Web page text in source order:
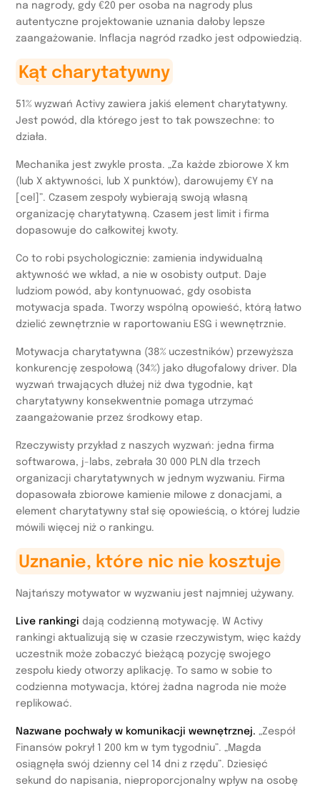
na nagrody, gdy €20 per osoba na nagrody plus
autentyczne projektowanie uznania dałoby lepsze
zaangażowanie. Inflacja nagród rzadko jest odpowiedzią.
Kąt charytatywny
51% wyzwań Activy zawiera jakiś element charytatywny.
Jest powód, dla którego jest to tak powszechne: to
działa.
Mechanika jest zwykle prosta. „Za każde zbiorowe X km
(lub X aktywności, lub X punktów), darowujemy €Y na
[cel]”. Czasem zespoły wybierają swoją własną
organizację charytatywną. Czasem jest limit i firma
dopasowuje do całkowitej kwoty.
Co to robi psychologicznie: zamienia indywidualną
aktywność we wkład, a nie w osobisty output. Daje
ludziom powód, aby kontynuować, gdy osobista
motywacja spada. Tworzy wspólną opowieść, którą łatwo
dzielić zewnętrznie w raportowaniu ESG i wewnętrznie.
Motywacja charytatywna (38% uczestników) przewyższa
konkurencję zespołową (34%) jako długofalowy driver. Dla
wyzwań trwających dłużej niż dwa tygodnie, kąt
charytatywny konsekwentnie pomaga utrzymać
zaangażowanie przez środkowy etap.
Rzeczywisty przykład z naszych wyzwań: jedna firma
softwarowa, j-labs, zebrała 30 000 PLN dla trzech
organizacji charytatywnych w jednym wyzwaniu. Firma
dopasowała zbiorowe kamienie milowe z donacjami, a
element charytatywny stał się opowieścią, o której ludzie
mówili więcej niż o rankingu.
Uznanie, które nic nie kosztuje
Najtańszy motywator w wyzwaniu jest najmniej używany.
Live rankingi dają codzienną motywację. W Activy
rankingi aktualizują się w czasie rzeczywistym, więc każdy
uczestnik może zobaczyć bieżącą pozycję swojego
zespołu kiedy otworzy aplikację. To samo w sobie to
codzienna motywacja, której żadna nagroda nie może
replikować.
Nazwane pochwały w komunikacji wewnętrznej. „Zespół
Finansów pokrył 1 200 km w tym tygodniu”. „Magda
osiągnęła swój dzienny cel 14 dni z rzędu”. Dziesięć
sekund do napisania, nieproporcjonalny wpływ na osobę